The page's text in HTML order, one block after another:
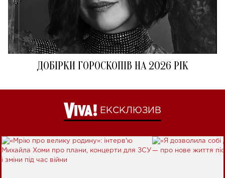
ДОБІРКИ ГОРОСКОПІВ НА 2026 РІК
ЕКСКЛЮЗИВ